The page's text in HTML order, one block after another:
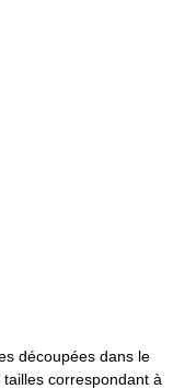
découpées dans le
correspondant à